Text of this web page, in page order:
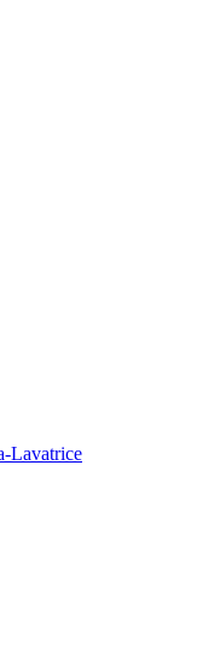
Lavatrice